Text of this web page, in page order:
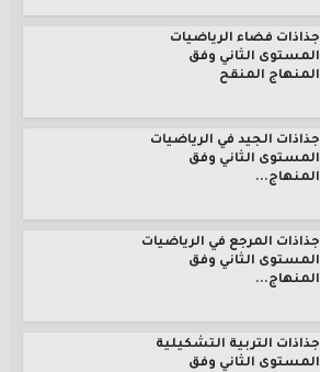
جذاذات فضاء الرياضيات
المستوى الثاني وفق
المنهاج المنقح
جذاذات الجيد في الرياضيات
المستوى الثاني وفق
المنهاج...
جذاذات المرجع في الرياضيات
المستوى الثاني وفق
المنهاج...
جذاذات التربية التشكيلية
المستوى الثاني وفق